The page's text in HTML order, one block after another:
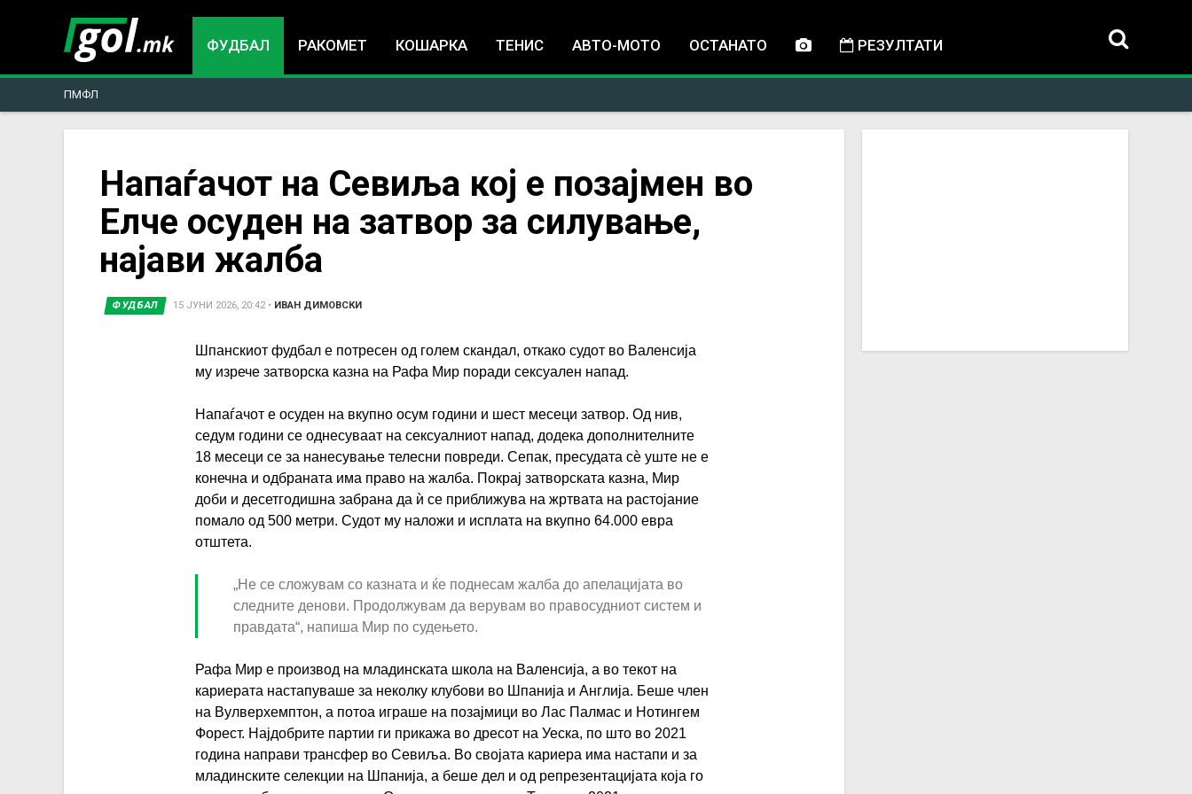
ФУДБАЛ РАКОМЕТ КОШАРКА ТЕНИС АВТО-МОТО ОСТАНАТО РЕЗУЛТАТИ
ПМФЛ
here
Напаѓачот на Севиља кој е позајмен во
Елче осуден на затвор за силување,
најави жалба
ФУДБАЛ 15 ЈУНИ 2026, 20:42• ИВАН ДИМОВСКИ
Шпанскиот фудбал е потресен од голем скандал, откако судот во Валенсија
му изрече затворска казна на Рафа Мир поради сексуален напад.
Напаѓачот е осуден на вкупно осум години и шест месеци затвор. Од нив,
седум години се однесуваат на сексуалниот напад, додека дополнителните
18 месеци се за нанесување телесни повреди. Сепак, пресудата сѐ уште не е
конечна и одбраната има право на жалба. Покрај затворската казна, Мир
доби и десетгодишна забрана да ѝ се приближува на жртвата на растојание
помало од 500 метри. Судот му наложи и исплата на вкупно 64.000 евра
отштета.
„Не се сложувам со казната и ќе поднесам жалба до апелацијата во
следните денови. Продолжувам да верувам во правосудниот систем и
правдата“, напиша Мир по судењето.
Рафа Мир е производ на младинската школа на Валенсија, а во текот на
кариерата настапуваше за неколку клубови во Шпанија и Англија. Беше член
на Вулверхемптон, а потоа играше на позајмици во Лас Палмас и Нотингем
Форест. Најдобрите партии ги прикажа во дресот на Уеска, по што во 2021
година направи трансфер во Севиља. Во својата кариера има настапи и за
младинските селекции на Шпанија, а беше дел и од репрезентацијата која го